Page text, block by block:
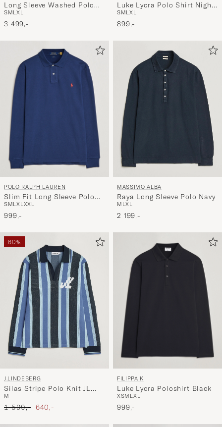
Long Sleeve Washed Polo
Blue Horizon
SMLXL
3 499,-
Luke Lycra Polo Shirt Night
Green
SMLXL
899,-
POLO RALPH LAUREN
Slim Fit Long Sleeve Polo
Newport Navy
SMLXLXXL
999,-
MASSIMO ALBA
Raya Long Sleeve Polo Navy
M LXL
2 199,-
60%
J.LINDEBERG
Silas Stripe Polo Knit JL
Navy
M
Ordinary pris
1 599,- Nedsat pris
640,-
FILIPPA K
Luke Lycra Poloshirt Black
XSM LXL
999,-